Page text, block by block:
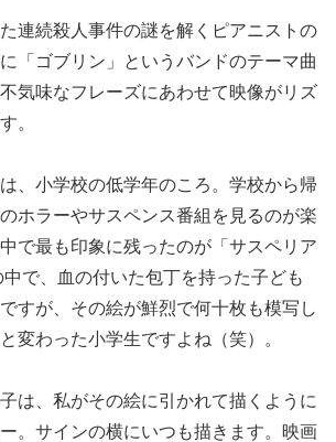
連続殺人事件の謎を解くピアニストの
「ゴブリン」というバンドのテーマ曲
気味なフレーズにあわせて映像がリズ
。
、小学校の低学年のころ。学校から帰
ホラーやサスペンス番組を見るのが楽
で最も印象に残ったのが「サスペリア
で、血の付いた包丁を持った子ども
すが、その絵が鮮烈で何十枚も模写し
変わった小学生ですよね（笑）。
は、私がその絵に引かれて描くように
。サインの横にいつも描きます。映画